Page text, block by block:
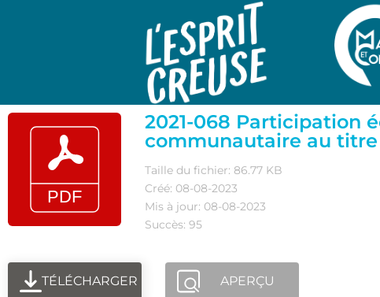
2021-068 Participation
communautaire au titre
Taille du fichier: 86.77 KB
Créé: 08-08-2023
Mis à jour: 08-08-2023
Succès: 95
TÉLÉCHARGER APERÇU